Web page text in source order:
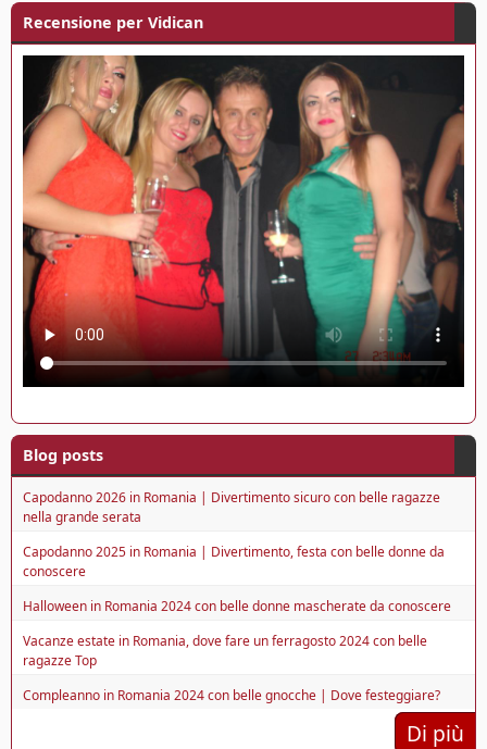
Recensione per Vidican
Blog posts
Capodanno 2026 in Romania | Divertimento sicuro con belle ragazze
nella grande serata
Capodanno 2025 in Romania | Divertimento, festa con belle donne da
conoscere
Halloween in Romania 2024 con belle donne mascherate da conoscere
Vacanze estate in Romania, dove fare un ferragosto 2024 con belle
ragazze Top
Compleanno in Romania 2024 con belle gnocche | Dove festeggiare?
Di più